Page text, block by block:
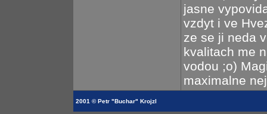
jasne
vzdyt i ve
ze se ji neda
kvalitach me
vodou ;o)
maximalne
2001 © Petr "Buchar" Krojzl